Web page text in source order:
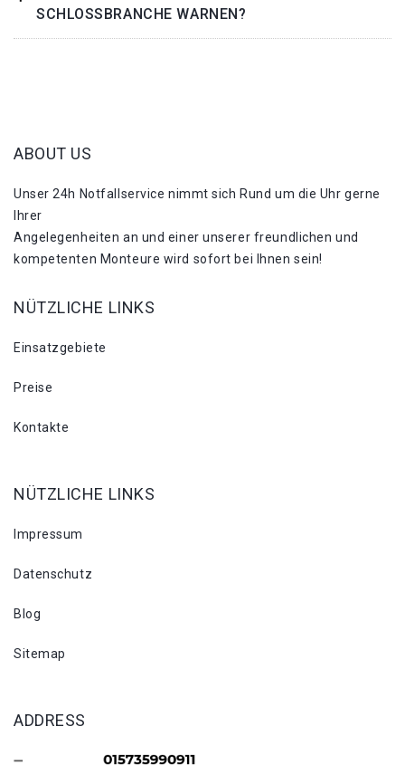
SCHLOSSBRANCHE WARNEN?
ABOUT US
Unser 24h Notfallservice nimmt sich Rund um die Uhr gerne
Ihrer
Angelegenheiten an und einer unserer freundlichen und
kompetenten Monteure wird sofort bei Ihnen sein!
NÜTZLICHE LINKS
Einsatzgebiete
Preise
Kontakte
NÜTZLICHE LINKS
Impressum
Datenschutz
Blog
Sitemap
ADDRESS